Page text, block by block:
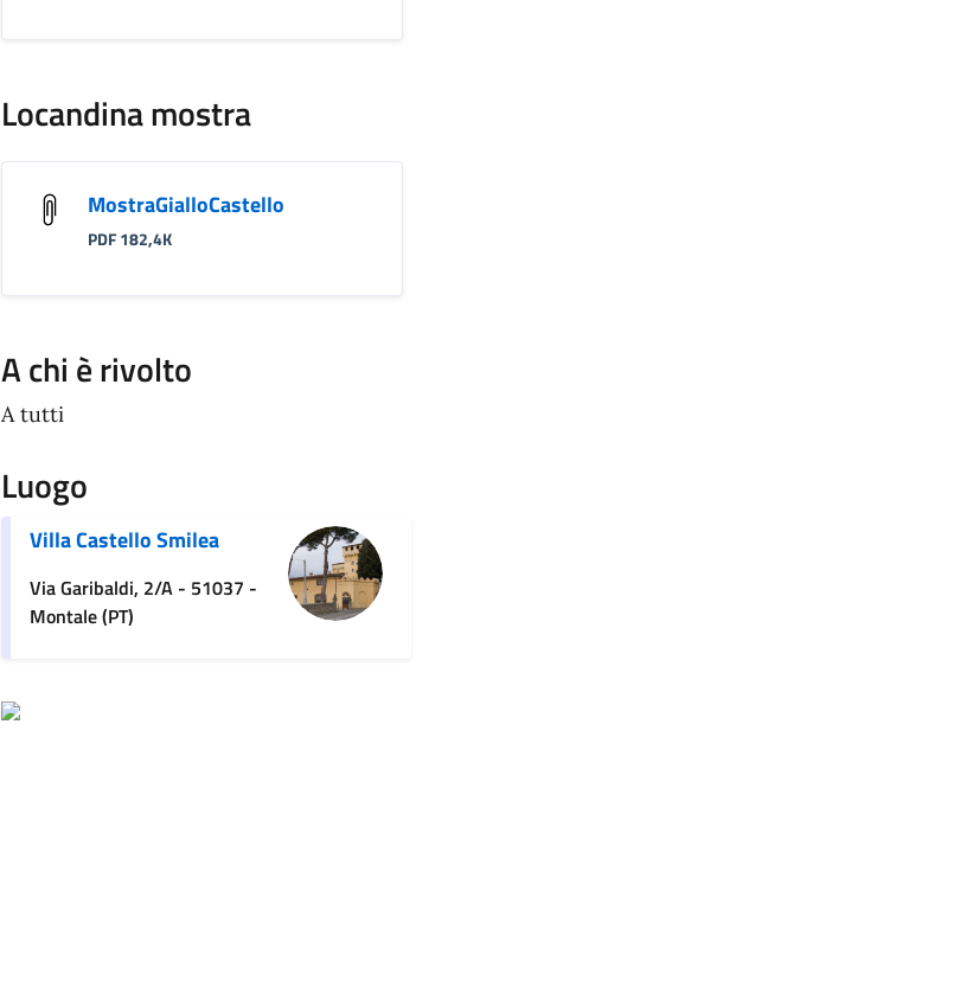
Locandina mostra
MostraGialloCastello
PDF 182,4K
A chi è rivolto
A tutti
Luogo
Villa Castello Smilea
Via Garibaldi, 2/A - 51037 -
Montale (PT)